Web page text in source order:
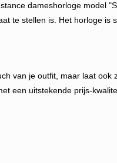
dameshorloge model
te stellen is. Het horloge
van je outfit, maar laat
een uitstekende prijs-